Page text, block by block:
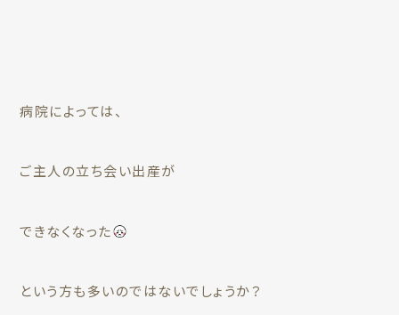
病院によっては、
ご主人の立ち会い出産が
できなくなった
という方も多いのではないでしょうか？